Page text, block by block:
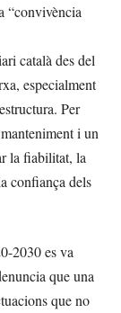
“convivència
català des del
especialment
Per
i un
la fiabilitat, la
confiança dels
2030 es va
que una
que no